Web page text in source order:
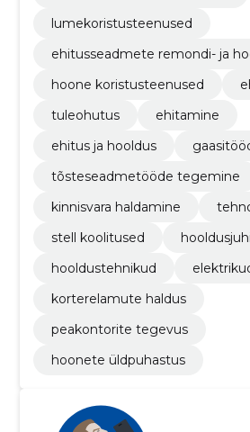
lumekoristusteenused
ehitusseadmete remondi- ja
hoone koristusteenused
tuleohutus
ehitamine
ehitus ja hooldus
tõsteseadmetööde tegemine
kinnisvara haldamine
stell koolitused
hooldustehnikud
korterelamute haldus
peakontorite tegevus
hoonete üldpuhastus